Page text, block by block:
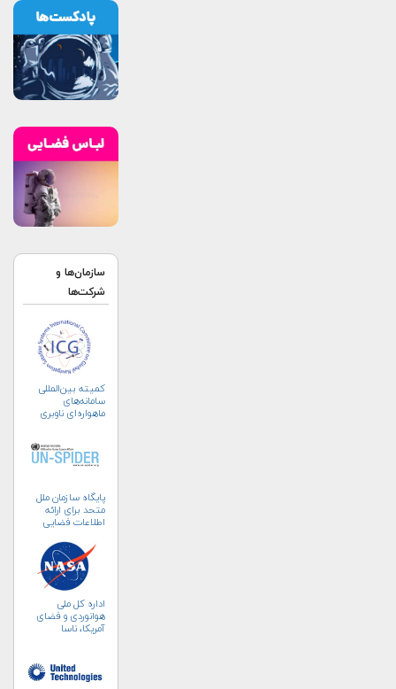
سازمان‌ها و
شرکت‌ها
کمیته بین‌المللی
سامانه‌های
ماهواره‌ای ناوبری
پایگاه سازمان ملل
متحد برای ارائه
اطلاعات فضایی
بلایا و واکنش‌های
اضطراری (UN-
SPIDER)
اداره کل ملی
هوانوردی و فضای
آمریکا، ناسا